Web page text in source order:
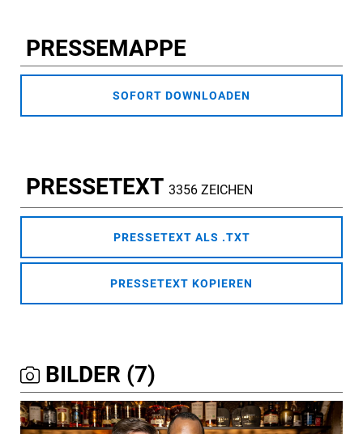
PRESSEMAPPE
SOFORT DOWNLOADEN
PRESSETEXT 3356 ZEICHEN
PRESSETEXT ALS .TXT
PRESSETEXT KOPIEREN
BILDER (7)